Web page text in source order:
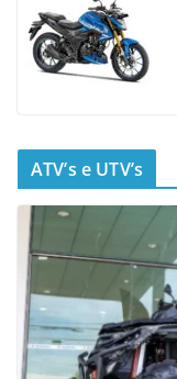
ATV’s e UTV’s